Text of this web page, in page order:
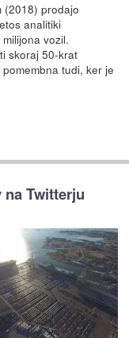
(2018) prodajo
analitiki
vozil.
skoraj 50-krat
tudi, ker je
na Twitterju